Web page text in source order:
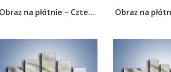
Obraz na płótnie – Czterolistna koniczyna...